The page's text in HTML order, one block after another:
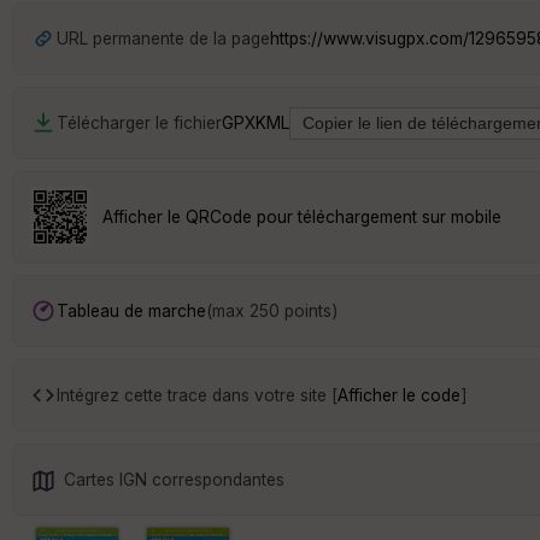
URL permanente de la pagehttps://www.visugpx.com/
Télécharger le fichierGPXKML
Afficher le QRCode pour téléchargement sur mobile
Tableau de marche(max 250 points)
Intégrez cette trace dans votre site [Afficher le code]
Cartes IGN correspondantes